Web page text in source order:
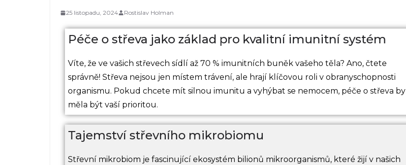
25 listopadu, 2024 Rostislav Holman
Péče o střeva jako základ pro kvalitní imunitní systém
Víte, že ve vašich střevech sídlí až 70 % imunitních buněk vašeho těla? Ano, čtete
správně! Střeva nejsou jen místem trávení, ale hrají klíčovou roli v obranyschopnosti
organismu. Pokud chcete mít silnou imunitu a vyhýbat se nemocem, péče o střeva by
měla být vaší prioritou.
Tajemství střevního mikrobiomu
Střevní mikrobiom je fascinující ekosystém bilionů mikroorganismů, které žijí v našich